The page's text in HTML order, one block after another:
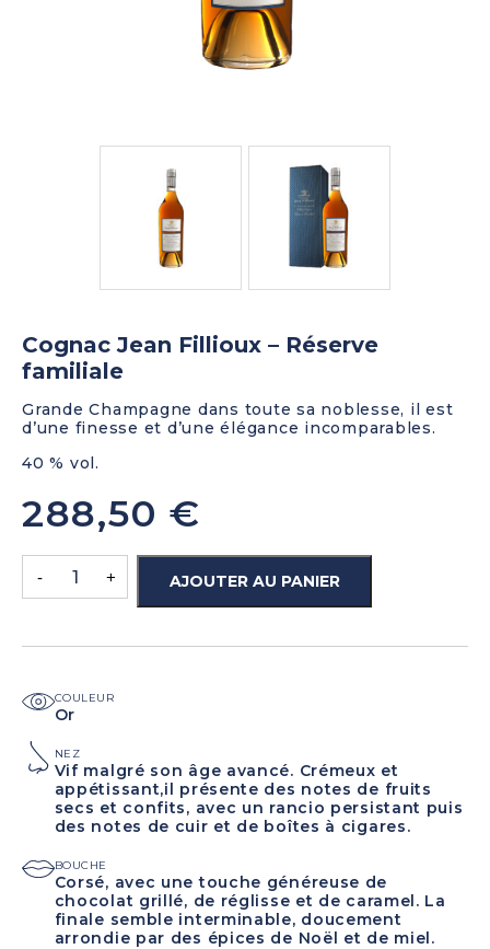
Cognac Jean Fillioux – Réserve
familiale
Grande Champagne dans toute sa noblesse, il est
d’une finesse et d’une élégance incomparables.
40 % vol.
288,50 €
- + AJOUTER AU PANIER
COULEUR
Or
NEZ
Vif malgré son âge avancé. Crémeux et
appétissant,il présente des notes de fruits
secs et confits, avec un rancio persistant puis
des notes de cuir et de boîtes à cigares.
BOUCHE
Corsé, avec une touche généreuse de
chocolat grillé, de réglisse et de caramel. La
finale semble interminable, doucement
arrondie par des épices de Noël et de miel.